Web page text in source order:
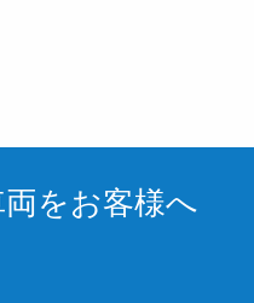
をお客様へ